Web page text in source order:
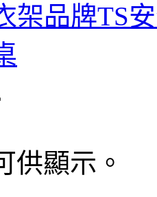
架品牌TS
供顯示。